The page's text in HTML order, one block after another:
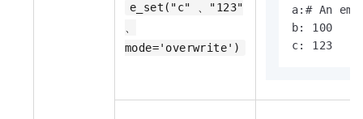
e_set("c" 、"123"
、
mode='overwrite')
a:# An
b: 100
c: 123